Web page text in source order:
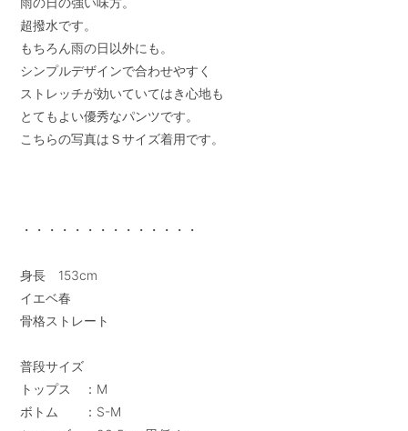
超撥水です。
もちろん雨の日以外にも。
シンプルデザインで合わせやすく
ストレッチが効いていてはき心地も
とてもよい優秀なパンツです。
こちらの写真はＳサイズ着用です。
・・・・・・・・・・・・・・
身長　153cm
イエベ春
骨格ストレート
普段サイズ
トップス　：M
ボトム　　：S-M